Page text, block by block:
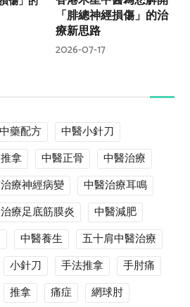
「腓總神經損傷」的治
療新思路
2026-07-17
中藥配方
中醫小針刀
拿 中醫正骨
中醫治療
療神經病變
中醫治療耳鳴
療足底筋膜炎
中醫減肥
中醫養生
五十肩中醫治療
小針刀 手法推拿
手肘痛
推拿 痛症
網球肘